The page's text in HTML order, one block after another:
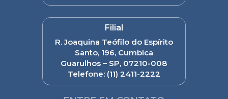
Filial
R. Joaquina Teófilo do Espírito
Santo, 196, Cumbica
Guarulhos – SP, 07210-008
Telefone:(11) 2411-2222